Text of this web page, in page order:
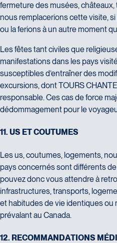
fermeture des musées, châteaux,
nous remplacerions cette visite,
ou la ferions à un autre moment
Les fêtes tant civiles que
manifestations dans les pays
susceptibles d’entraîner des
excursions, dont TOURS
responsable. Ces cas de force
dédommagement pour le
11. US ETCOUTUM ES
Les us, coutumes, logements,
pays concernés sont différents
pouvez donc vous attendre à
infrastructures, transports,
et habitudes de vie identiques ou
prévalant au Canada.
12. RECOMMANDATIONS MÉDI